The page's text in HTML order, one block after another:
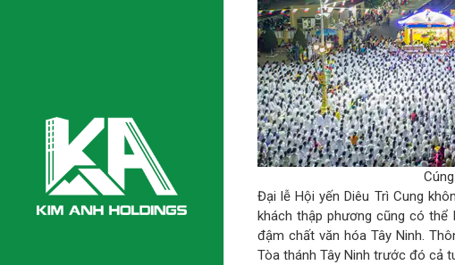
Đại lễ Hội yến Diêu Trì Cung
khách thập phương cũng có
đậm chất văn hóa Tây Ninh.
Tòa thánh Tây Ninh trước đó cả